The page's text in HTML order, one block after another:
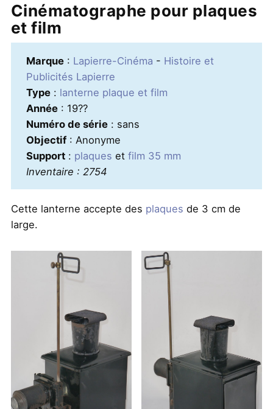
Cinématographe pour plaques
et film
Marque: Lapierre-Cinéma - Histoire et
Publicités Lapierre
Type: lanterne plaque et film
Année: 19??
Numéro de série: sans
Objectif: Anonyme
Support: plaques et film 35 mm
Inventaire : 2754
Cette lanterne accepte des plaques de 3 cm de
large.